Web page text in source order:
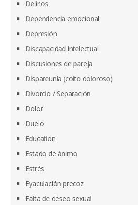
Delirios
Dependencia emocional
Depresión
Discapacidad intelectual
Discusiones de pareja
Dispareunia (coito doloroso)
Divorcio / Separación
Dolor
Duelo
Education
Estado de ánimo
Estrés
Eyaculación precoz
Falta de deseo sexual